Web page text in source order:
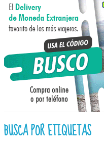
BUSCA POR ETIQUETAS